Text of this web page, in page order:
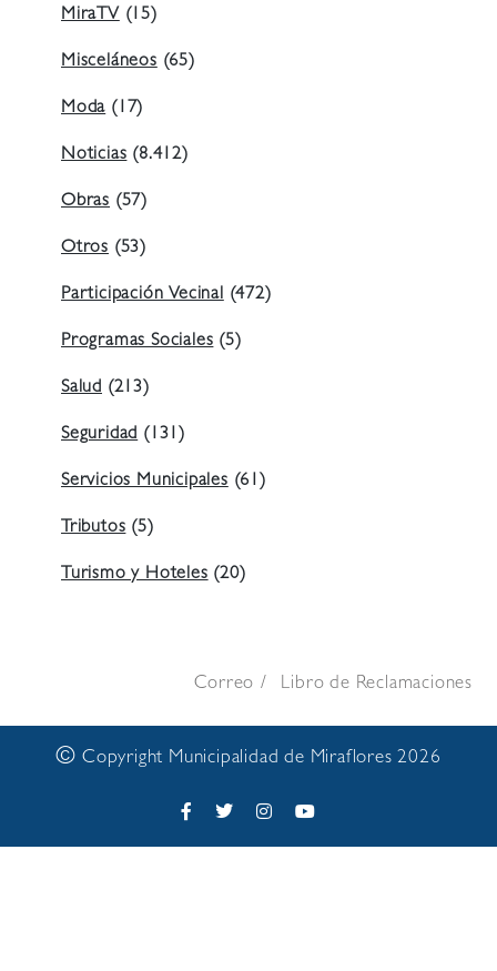
MiraTV(15)
Misceláneos(65)
Moda(17)
Noticias(8.412)
Obras (57)
Otros (53)
Participación Vecinal(472)
Programas Sociales(5)
Salud (213)
Seguridad(131)
Servicios Municipales(61)
Tributos(5)
Turismo y Hoteles(20)
Correo Libro de Reclamaciones
© Copyright Municipalidad de Miraflores 2026